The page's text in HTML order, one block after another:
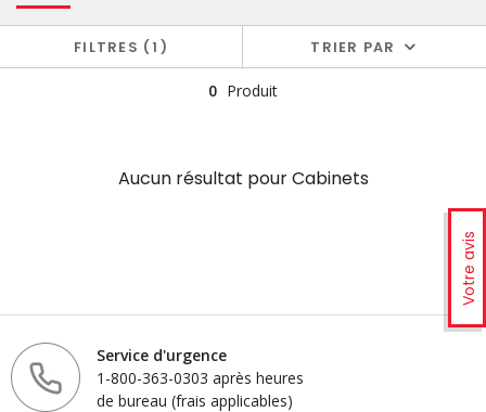
Votre avis
FILTRES 1 TRIER PAR
0 Produit
Aucun résultat pourCabinets
Service d'urgence
1-800-363-0303 après heures
de bureau (frais applicables)